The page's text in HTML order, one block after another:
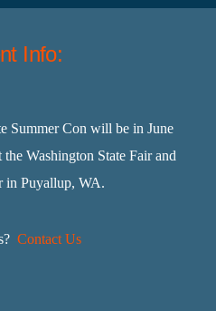
Info:
Summer Con will be in June
Washington State Fair and
in Puyallup, WA.
Contact Us